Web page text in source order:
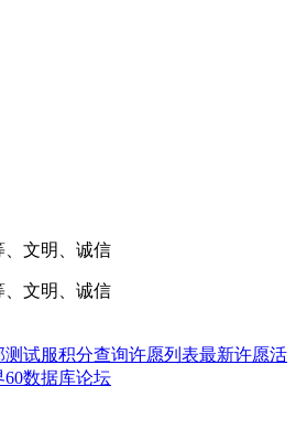
、文明、诚信
、文明、诚信
测试服积分查询许愿列表最新许愿活
60数据库论坛